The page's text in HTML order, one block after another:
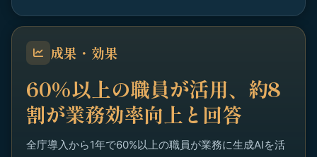
成果・効果
60%以上の職員が活用、約8
割が業務効率向上と回答
全庁導入から1年で60%以上の職員が業務に生成AIを活